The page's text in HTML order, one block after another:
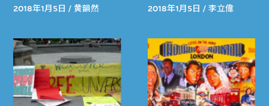
2018年1月5日 / 黄韻然 2018年1月5日 / 李立偉